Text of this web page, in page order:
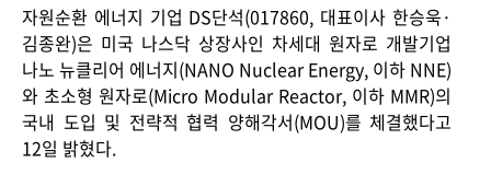
ESG Management
Environmental
Social
Governance
Report
Brochures
자원순환 에너지 기업 DS단석(017860, 대표이사 한승욱·
김종완)은 미국 나스닥 상장사인 차세대 원자로 개발기업
나노 뉴클리어 에너지(NANO Nuclear Energy, 이하 NNE)
와 초소형 원자로(Micro Modular Reactor, 이하 MMR)의
국내 도입 및 전략적 협력 양해각서(MOU)를 체결했다고
12일 밝혔다.